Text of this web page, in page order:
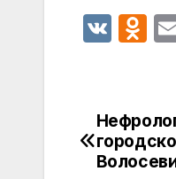
V
O
o
kl
a
по